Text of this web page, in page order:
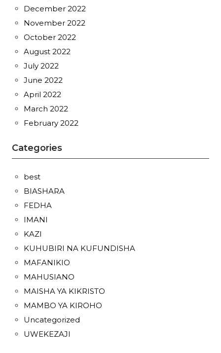
December 2022
November 2022
October 2022
August 2022
July 2022
June 2022
April 2022
March 2022
February 2022
Categories
best
BIASHARA
FEDHA
IMANI
KAZI
KUHUBIRI NA KUFUNDISHA
MAFANIKIO
MAHUSIANO
MAISHA YA KIKRISTO
MAMBO YA KIROHO
Uncategorized
UWEKEZAJI